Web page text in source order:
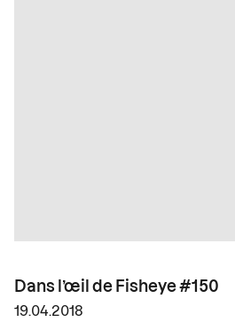
Dans l’œil de Fisheye #150
19.04.2018